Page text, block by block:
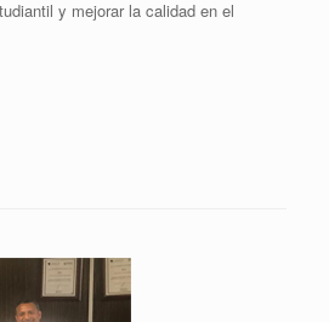
y mejorar la calidad en el